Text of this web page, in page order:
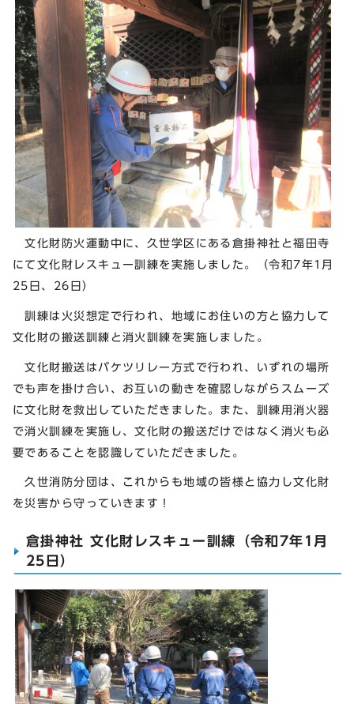
文化財防火運動中に、久世学区にある倉掛神社と福田寺
にて文化財レスキュー訓練を実施しました。（令和7年1月
25日、26日）
訓練は火災想定で行われ、地域にお住いの方と協力して
文化財の搬送訓練と消火訓練を実施しました。
文化財搬送はバケツリレー方式で行われ、いずれの場所
でも声を掛け合い、お互いの動きを確認しながらスムーズ
に文化財を救出していただきました。また、訓練用消火器
で消火訓練を実施し、文化財の搬送だけではなく消火も必
要であることを認識していただきました。
久世消防分団は、これからも地域の皆様と協力し文化財
を災害から守っていきます！
倉掛神社 文化財レスキュー訓練（令和7年1月
25日）